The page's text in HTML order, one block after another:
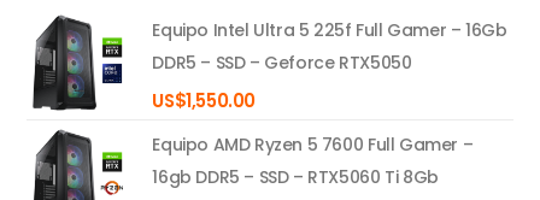
Equipo Intel Ultra 5 225f Full Gamer – 16Gb
DDR5 – SSD – Geforce RTX5050
US$1,550.00
Equipo AMD Ryzen 5 7600 Full Gamer –
16gb DDR5 – SSD – RTX5060 Ti 8Gb